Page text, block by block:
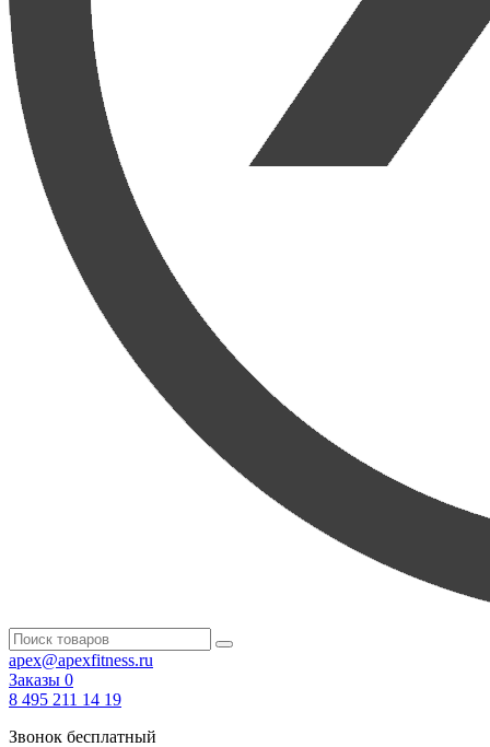
apex@apexfitness.ru
Заказы 0
8 495 211 14 19
Звонок бесплатный